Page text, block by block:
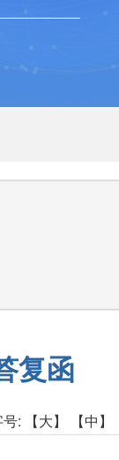
复函
: 【大】 【中】